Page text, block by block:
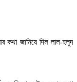
কথা জানিয়ে দিল লাল-হলুদ